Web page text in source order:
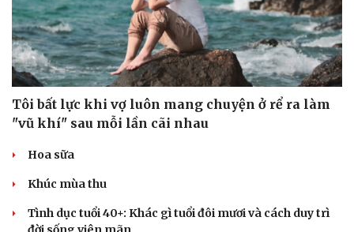
Tôi bất lực khi vợ luôn mang chuyện ở rể ra làm
"vũ khí" sau mỗi lần cãi nhau
Hoa sữa
Khúc mùa thu
Tình dục tuổi 40+: Khác gì tuổi đôi mươi và cách duy trì